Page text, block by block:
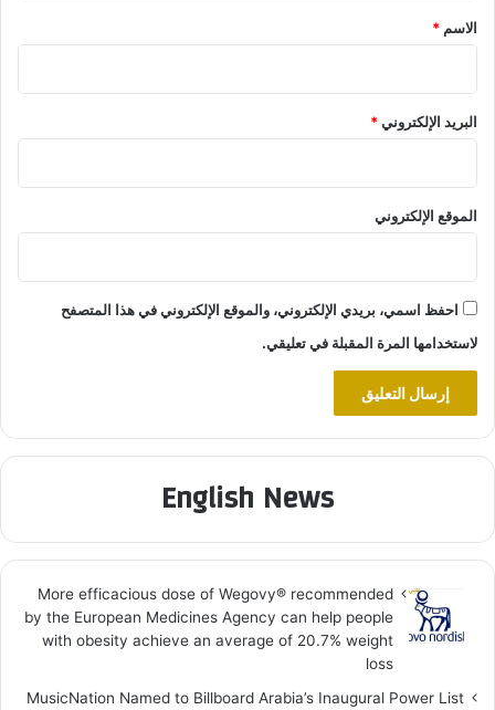
*
الاسم *
البريد الإلكتروني*
الموقع الإلكتروني
احفظ اسمي، بريدي الإلكتروني، والموقع الإلكتروني في هذا المتصفح
لاستخدامها المرة المقبلة في تعليقي.
English News
More efficacious dose of Wegovy®️ recommended
by the European Medicines Agency can help people
with obesity achieve an average of 20.7% weight
loss
MusicNation Named to Billboard Arabia’s Inaugural Power List